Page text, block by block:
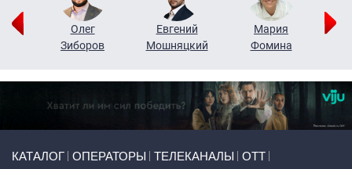
Олег
Зиборов
Евгений
Мошняцкий
Мария
Фомина
КАТАЛОГ ОПЕРАТОРЫ ТЕЛЕКАНАЛЫ ОТТ